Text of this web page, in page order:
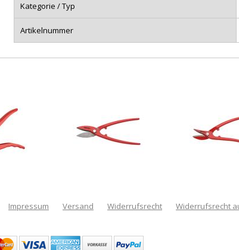
Kategorie / Typ
Artikelnummer
Impressum Versand Widerrufsrecht Widerrufsrecht